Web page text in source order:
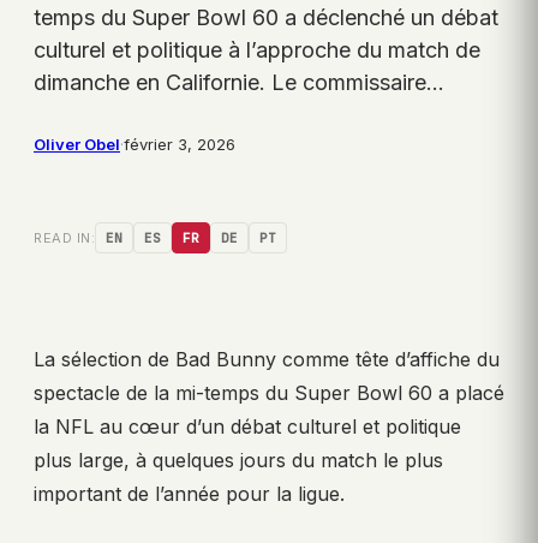
temps du Super Bowl 60 a déclenché un débat
culturel et politique à l’approche du match de
dimanche en Californie. Le commissaire…
Oliver Obel·février 3, 2026
READ IN: EN ES FR DE PT
La sélection de Bad Bunny comme tête d’affiche du
spectacle de la mi-temps du Super Bowl 60 a placé
la NFL au cœur d’un débat culturel et politique
plus large, à quelques jours du match le plus
important de l’année pour la ligue.